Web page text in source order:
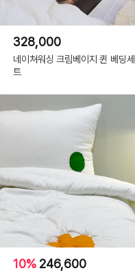
328,000
네이쳐워싱 크림베이지 퀸 베딩세
트
10% 246,600